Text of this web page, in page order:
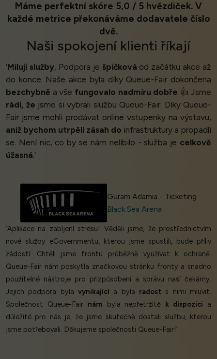
Máme perfektní skóre 5,0 / 5 hvězdiček. V
každé metrice překonáváme dodavatele číslo
dvě.
Naši spokojení klienti říkají
‘Miluji služby, Podpora je špičková od začátku akce až
do konce. Naše akce byla díky Queue-Fair dokončena
bezchybně a vše fungovalo nadmíru dobře 👍 Jsme
rádi, že jsme si vybrali službu Queue-Fair. Díky Queue-
Fair jsme mohli prodávat online vstupenky na výstavu,
aniž bychom utrpěli zásah do infrastruktury a propadli
se. Není nic, co by se nám nelíbilo - služba je celkově
úžasná.’
Guram Adamia - Ticketing
Black Sea Arena
‘Aplikace na zabíjení stresu! Věděli jsme, že prostřednictvím
nové služby eGovernmentu, kterou jsme spustili, bude příliv
žádostí. Chtěli jsme frontu průběžně využívat k ochraně.
Queue-Fair nám poskytla značkovou stránku fronty a snadno
použitelné nástroje pro přizpůsobení a správu naší čekárny.
Jejich podpora byla vynikající a byla radost s nimi mluvit.
Společnost Queue-Fair nám byla nepřetržitě k dispozici a
důležité pro nás je, že jsme skutečně dostali službu, kterou
jsme potřebovali. Děkujeme společnosti Queue-Fair!’